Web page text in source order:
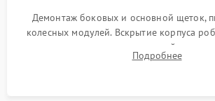
Демонтаж боковых и основной щеток,
колесных модулей. Вскрытие корпуса
очистка внутренних полостей,
скопившейся пыли, волос и шерсти
Подробнее